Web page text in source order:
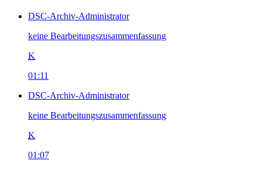
DSC-Archiv-Administrator
keine Bearbeitungszusammenfassung
K
01:11
DSC-Archiv-Administrator
keine Bearbeitungszusammenfassung
K
01:07